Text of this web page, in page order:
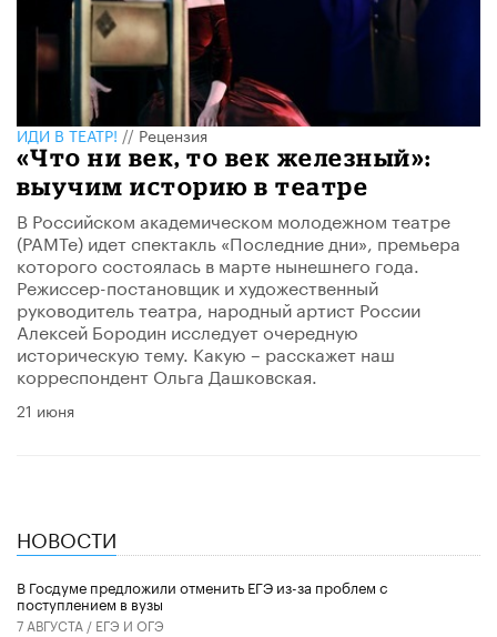
ИДИ В ТЕАТР!//Рецензия
«Что ни век, то век железный»:
выучим историю в театре
В Российском академическом молодежном театре
(РАМТе) идет спектакль «Последние дни», премьера
которого состоялась в марте нынешнего года.
Режиссер-постановщик и художественный
руководитель театра, народный артист России
Алексей Бородин исследует очередную
историческую тему. Какую – расскажет наш
корреспондент Ольга Дашковская.
21 июня
НОВОСТИ
В Госдуме предложили отменить ЕГЭ из-за проблем с
поступлением в вузы
7 АВГУСТА / ЕГЭ И ОГЭ